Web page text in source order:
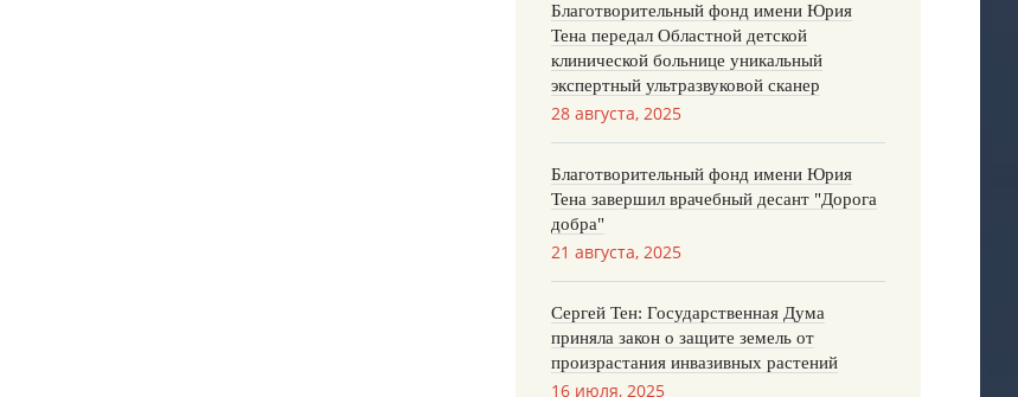
Благотворительный фонд имени Юрия
Тена передал Областной детской
клинической больнице уникальный
экспертный ультразвуковой сканер
28 августа, 2025
Благотворительный фонд имени Юрия
Тена завершил врачебный десант "Дорога
добра"
21 августа, 2025
Сергей Тен: Государственная Дума
приняла закон о защите земель от
произрастания инвазивных растений
16 июля, 2025